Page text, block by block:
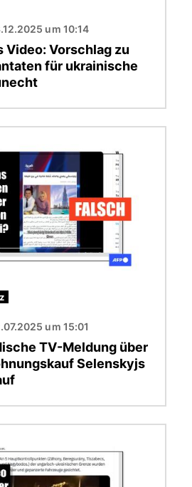
um 10:14
Video: Vorschlag zu
für ukrainische
um 15:01
TV-Meldung über
Selenskyjs